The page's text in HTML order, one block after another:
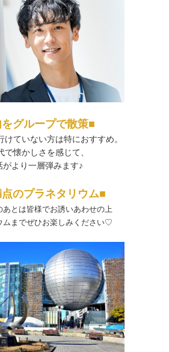
グループで散策■
けていない方は特におすすめ。
で懐かしさを感じて、
がより一層弾みます♪
のプラネタリウム■
あとは皆様でお誘いあわせの上
ムまでぜひお楽しみください♡